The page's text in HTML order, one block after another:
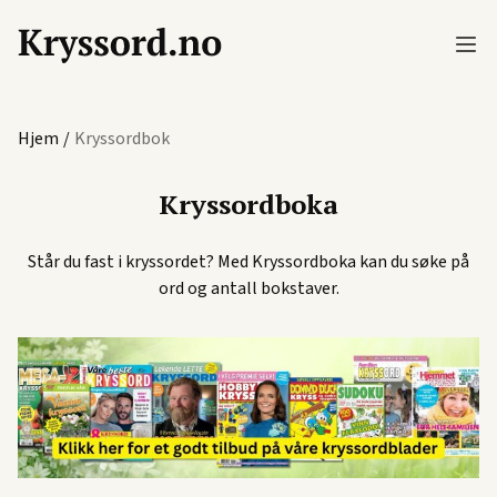
Hjem / Kryssordbok
Kryssordboka
Står du fast i kryssordet? Med Kryssordboka kan du søke på
ord og antall bokstaver.